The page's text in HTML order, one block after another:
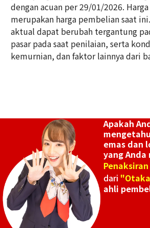
5 gold (K5) ring
2,8g
Referensi Harga Buyback
Rp 1.084.628
dengan acuan per 29/01/2026.
merupakan harga pembelian saat
aktual dapat berubah tergantung
pasar pada saat penilaian, serta
kemurnian, dan faktor lainnya dari
Apakah
emas dan
yang Anda
dari
ahli